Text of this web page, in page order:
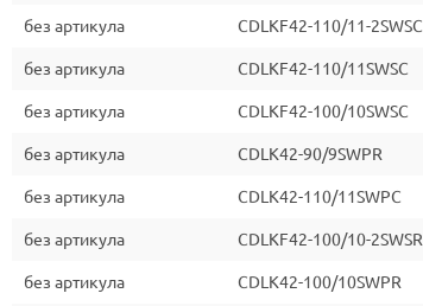
без артикула CDLKF42-110/11-2SWSC
без артикула CDLKF42-110/11SWSC
без артикула CDLKF42-100/10SWSC
без артикула CDLK42-90/9SWPR
без артикула CDLK42-110/11SWPC
без артикула CDLKF42-100/10-2SWSR
без артикула CDLK42-100/10SWPR